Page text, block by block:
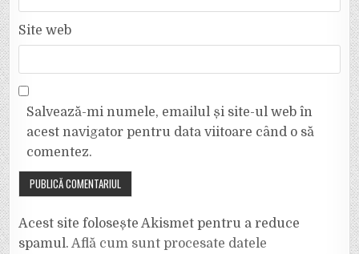
Site web
Salvează-mi numele, emailul și site-ul web în
acest navigator pentru data viitoare când o să
comentez.
Acest site folosește Akismet pentru a reduce
spamul.Află cum sunt procesate datele